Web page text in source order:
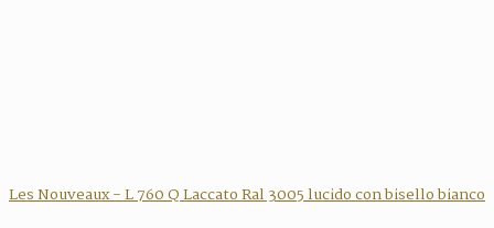
Les Nouveaux - L 760 Q Laccato Ral 3005 lucido con bisello bianco